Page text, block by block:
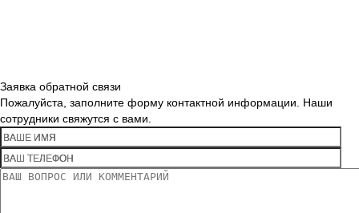
Заявка обратной связи
Пожалуйста, заполните форму контактной информации. Наши
сотрудники свяжутся с вами.